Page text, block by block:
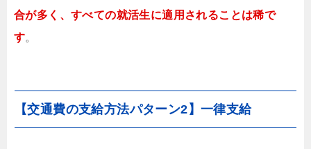
合が多く、すべての就活生に適用されることは稀で
す。
【交通費の支給方法パターン2】一律支給